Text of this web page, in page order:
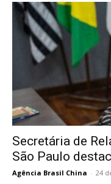
Secretária de
São Paulo
Agência Brasil China - 24